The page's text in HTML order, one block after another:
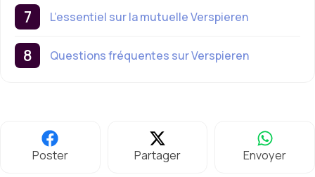
L’essentiel sur la mutuelle Verspieren
Questions fréquentes sur Verspieren
Poster Partager Envoyer